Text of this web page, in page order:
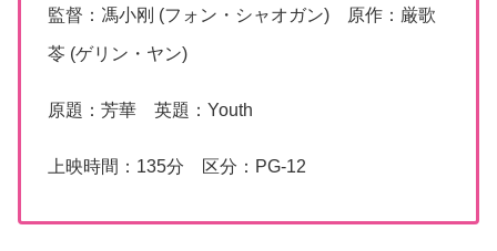
監督：馮小刚 (フォン・シャオガン) 原作：厳歌
苓 (ゲリン・ヤン)
原題：芳華 英題：Youth
上映時間：135分 区分：PG-12